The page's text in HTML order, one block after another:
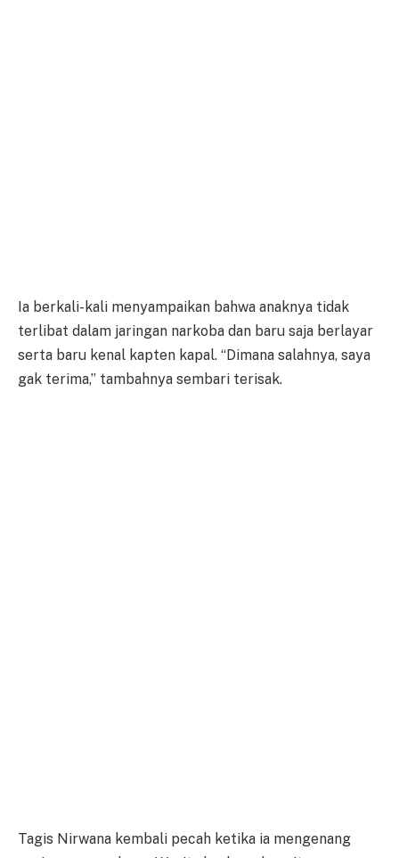
Ia berkali-kali menyampaikan bahwa anaknya tidak
terlibat dalam jaringan narkoba dan baru saja berlayar
serta baru kenal kapten kapal. “Dimana salahnya, saya
gak terima,” tambahnya sembari terisak.
Tagis Nirwana kembali pecah ketika ia mengenang